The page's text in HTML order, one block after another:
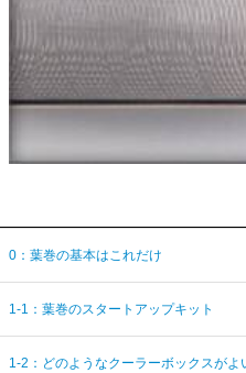
0：葉巻の基本はこれだけ
1-1：葉巻のスタートアップキット
1-2：どのようなクーラーボックスがよ